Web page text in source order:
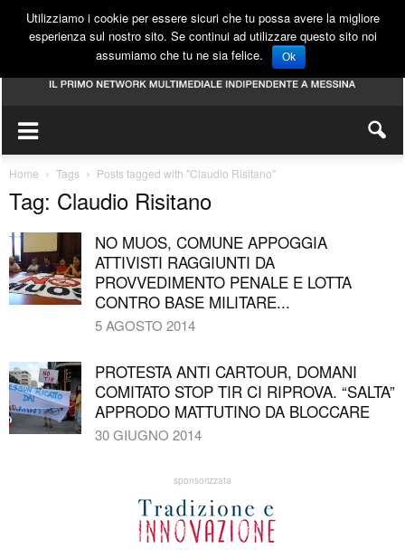
Home Tags Posts tagged with "Claudio Risitano"
Tag: Claudio Risitano
NO MUOS, COMUNE APPOGGIA
ATTIVISTI RAGGIUNTI DA
PROVVEDIMENTO PENALE E LOTTA
CONTRO BASE MILITARE...
5 AGOSTO 2014
PROTESTA ANTI CARTOUR, DOMANI
COMITATO STOP TIR CI RIPROVA. “SALTA”
APPRODO MATTUTINO DA BLOCCARE
30 GIUGNO 2014
sponsorizzata
Utilizziamo i cookie per essere sicuri che tu possa avere la migliore
esperienza sul nostro sito. Se continui ad utilizzare questo sito noi
assumiamo che tu ne sia felice.
Ok